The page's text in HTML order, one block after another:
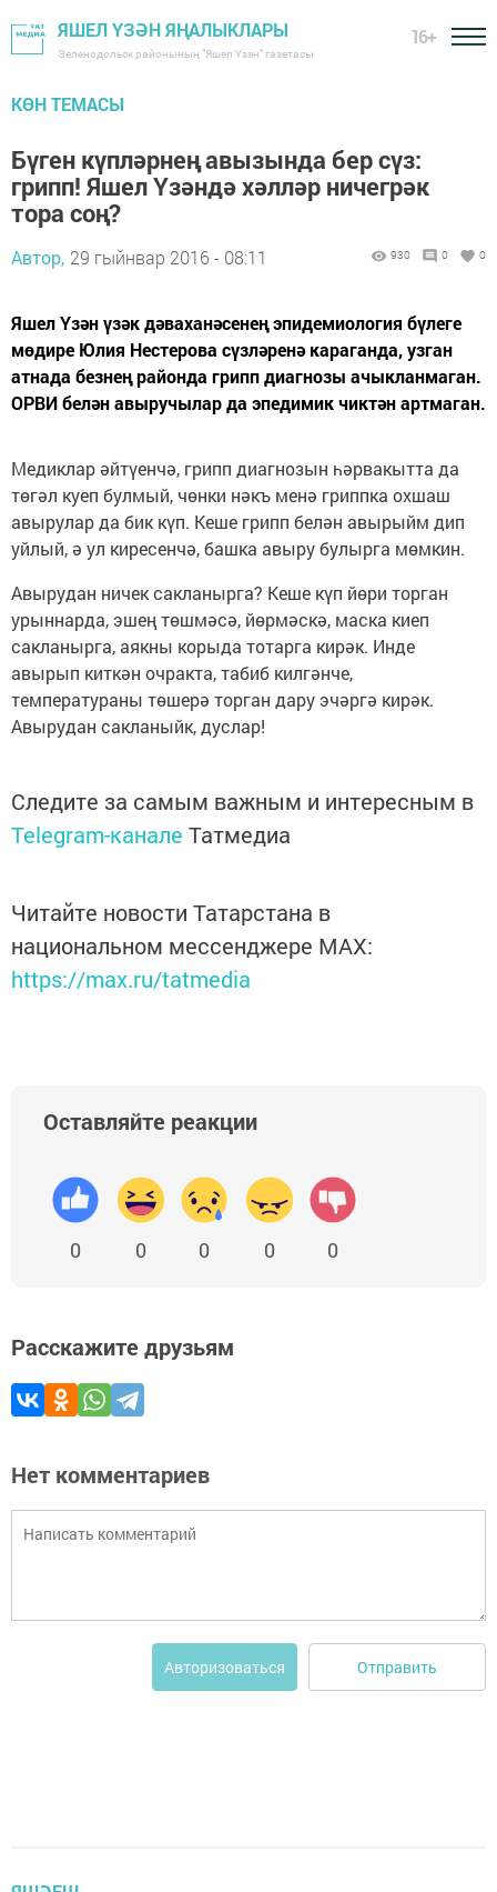
ЯШЕЛ ҮЗӘН ЯҢАЛЫКЛАРЫ
Зеленодольск районының "Яшел Үзән" газетасы
16+
КӨН ТЕМАСЫ
Бүген күпләрнең авызында бер сүз:
грипп! Яшел Үзәндә хәлләр ничегрәк
тора соң?
Автор, 29 гыйнвар 2016 - 08:11 930 0 0
Яшел Үзән үзәк дәваханәсенең эпидемиология бүлеге
мөдире Юлия Нестерова сүзләренә караганда, узган
атнада безнең районда грипп диагнозы ачыкланмаган.
ОРВИ белән авыручылар да эпедимик чиктән артмаган.
Медиклар әйтүенчә, грипп диагнозын һәрвакытта да
төгәл куеп булмый, чөнки нәкъ менә гриппка охшаш
авырулар да бик күп. Кеше грипп белән авырыйм дип
уйлый, ә ул киресенчә, башка авыру булырга мөмкин.
Авырудан ничек сакланырга? Кеше күп йөри торган
урыннарда, эшең төшмәсә, йөрмәскә, маска киеп
сакланырга, аякны корыда тотарга кирәк. Инде
авырып киткән очракта, табиб килгәнче,
температураны төшерә торган дару эчәргә кирәк.
Авырудан сакланыйк, дуслар!
Следите за самым важным и интересным в
Telegram-канале Татмедиа
Читайте новости Татарстана в
национальном мессенджере MАХ:
https://max.ru/tatmedia
Оставляйте реакции
0 0 0 0 0
Расскажите друзьям
Нет комментариев
Авторизоваться Отправить